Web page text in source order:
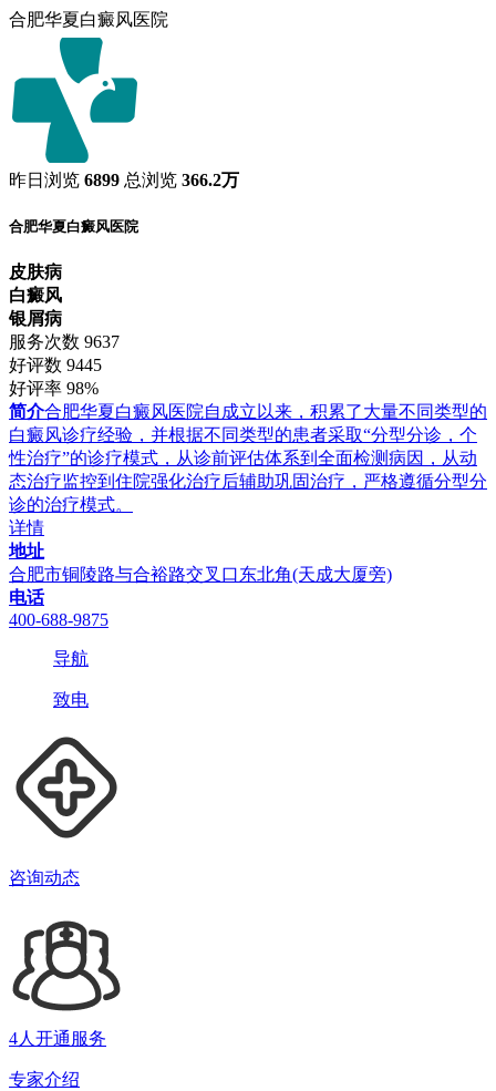
合肥华夏白癜风医院
昨日浏览 6899 总浏览 366.2万
合肥华夏白癜风医院
皮肤病
白癜风
银屑病
服务次数 9637
好评数 9445
好评率 98%
简介合肥华夏白癜风医院自成立以来，积累了大量不同类型的
白癜风诊疗经验，并根据不同类型的患者采取“分型分诊，个
性治疗”的诊疗模式，从诊前评估体系到全面检测病因，从动
态治疗监控到住院强化治疗后辅助巩固治疗，严格遵循分型分
诊的治疗模式。
详情
地址
合肥市铜陵路与合裕路交叉口东北角(天成大厦旁)
电话
400-688-9875
导航
致电
咨询动态
4人开通服务
专家介绍